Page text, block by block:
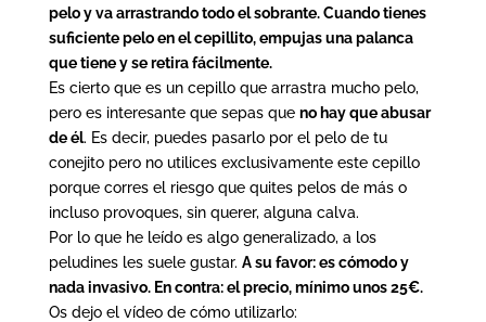
pelo y va arrastrando todo el sobrante. Cuando tienes
suficiente pelo en el cepillito, empujas una palanca
que tiene y se retira fácilmente.
Es cierto que es un cepillo que arrastra mucho pelo,
pero es interesante que sepas que no hay que abusar
de él. Es decir, puedes pasarlo por el pelo de tu
conejito pero no utilices exclusivamente este cepillo
porque corres el riesgo que quites pelos de más o
incluso provoques, sin querer, alguna calva.
Por lo que he leído es algo generalizado, a los
peludines les suele gustar. A su favor: es cómodo y
nada invasivo. En contra: el precio, mínimo unos 25€.
Os dejo el vídeo de cómo utilizarlo: